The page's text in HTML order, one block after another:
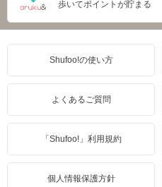
歩いてポイントが貯まる
Shufoo!の使い方
よくあるご質問
「Shufoo!」利用規約
個人情報保護方針